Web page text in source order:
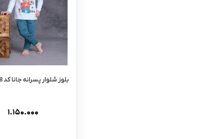
بلوز شلوار پسرانه جانا کد 6148
۱.۱۵۰.۰۰۰